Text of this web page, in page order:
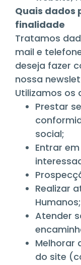
Quais dados
finalidade
Tratamos
mail e
deseja fazer
nossa
Utilizamos os
Prestar
social;
Entrar
Realizar
Humanos;
Atender
Melhorar
do site